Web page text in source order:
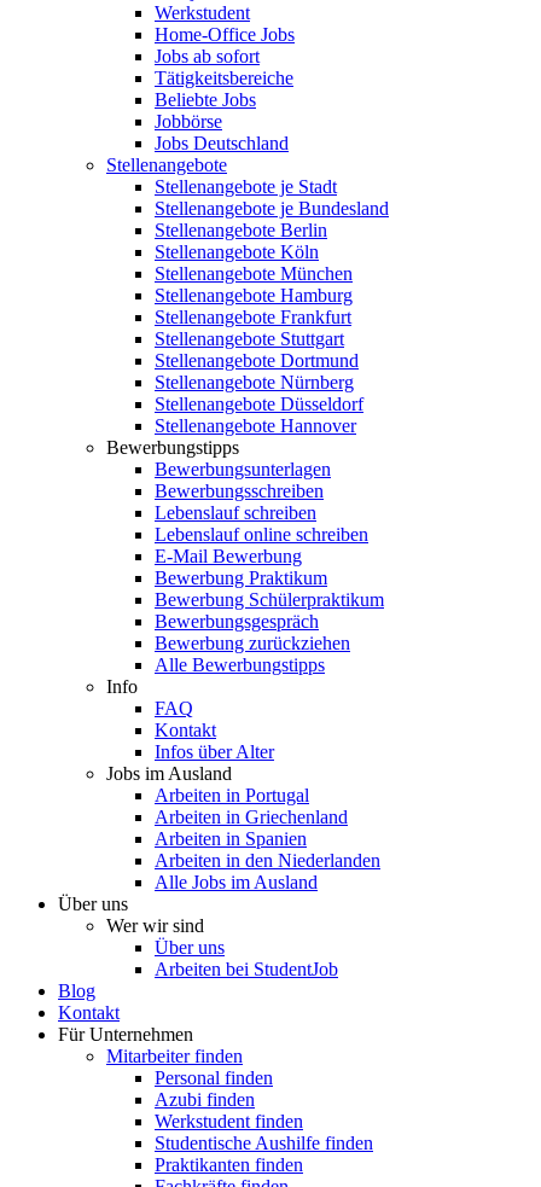
Werkstudent
Home-Office Jobs
Jobs ab sofort
Tätigkeitsbereiche
Beliebte Jobs
Jobbörse
Jobs Deutschland
Stellenangebote
Stellenangebote je Stadt
Stellenangebote je Bundesland
Stellenangebote Berlin
Stellenangebote Köln
Stellenangebote München
Stellenangebote Hamburg
Stellenangebote Frankfurt
Stellenangebote Stuttgart
Stellenangebote Dortmund
Stellenangebote Nürnberg
Stellenangebote Düsseldorf
Stellenangebote Hannover
Bewerbungstipps
Bewerbungsunterlagen
Bewerbungsschreiben
Lebenslauf schreiben
Lebenslauf online schreiben
E-Mail Bewerbung
Bewerbung Praktikum
Bewerbung Schülerpraktikum
Bewerbungsgespräch
Bewerbung zurückziehen
Alle Bewerbungstipps
Info
FAQ
Kontakt
Infos über Alter
Jobs im Ausland
Arbeiten in Portugal
Arbeiten in Griechenland
Arbeiten in Spanien
Arbeiten in den Niederlanden
Alle Jobs im Ausland
Über uns
Wer wir sind
Über uns
Arbeiten bei StudentJob
Blog
Kontakt
Für Unternehmen
Mitarbeiter finden
Personal finden
Azubi finden
Werkstudent finden
Studentische Aushilfe finden
Praktikanten finden